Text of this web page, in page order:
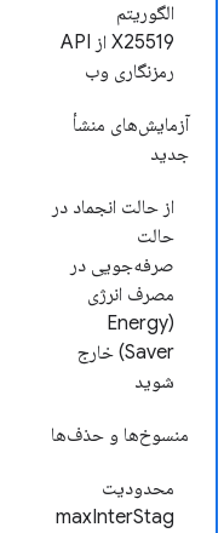
الگوریتم
X25519 از API
رمزنگاری وب
آزمایش‌های منشأ
جدید
از حالت انجماد در
حالت
صرفه‌جویی در
مصرف انرژی
(Energy
Saver) خارج
شوید
منسوخ‌ها و حذف‌ها
محدودیت
maxInterStag